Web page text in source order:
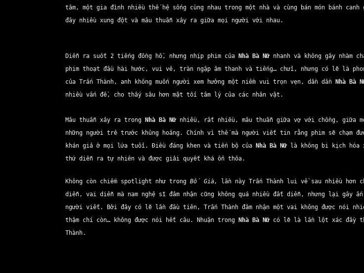
tâm, một gia đình nhiều thế hệ sống cùng nhau trong một nhà và cùng bán món bánh
đây nhiều xung đột và mâu thuẫn xảy ra giữa mọi người với nhau.
Diễn ra suốt 2 tiếng đồng hồ, nhưng nhịp phim của Nhà Bà Nữ nhanh và không gây nhàm
phim thoạt đầu hài hước, vui vẻ, tràn ngập âm thanh và tiếng… chửi, nhưng có lẽ là
của Trấn Thành, anh không muốn người xem hưởng một niềm vui trọn vẹn, dần dần Nhà Bà
nhiều vấn đề, cho thấy sâu hơn mặt tối tâm lý của các nhân vật.
Mâu thuẫn xảy ra trong Nhà Bà Nữnhiều, rất nhiều, mâu thuẫn giữa vợ với chồng, giữa
những người trẻ trước khủng hoảng. Chính vì thế mà người viết tin rằng phim sẽ chạm
khán giả ở mọi lứa tuổi. Điều đáng khen và tiến bộ của Nhà Bà Nữlà không bi kịch hóa
thứ diễn ra tự nhiên và được giải quyết khá ổn thỏa.
Không còn chiếm spotlight như trong Bố Già,
lần này Trấn Thành lui về sau nhiều hơn
diễn, vai diễn mà nam nghệ sĩ đảm nhận cũng không quá nhiều đất diễn, nhưng lại gây
người viết. Bởi đây có lẽ lần đầu tiên, Trấn Thành đảm nhận một vai không được nói
thậm chí còn… không được nói hết câu. Nhuận trong
Nhà Bà Nữcó lẽ là lần lột xác đầy
Thành.